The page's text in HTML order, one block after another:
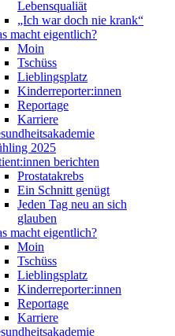
Lebensqualiät
„Ich war doch nie krank“
macht eigentlich?
Moin
Tschüss
Lieblingsplatz
Kinderreporter:innen
Reportage
Karriere
2025
berichten
Prostatakrebs
Ein Schnitt genügt
Jeden Tag neu an sich
glauben
macht eigentlich?
Moin
Tschüss
Lieblingsplatz
Kinderreporter:innen
Reportage
Karriere